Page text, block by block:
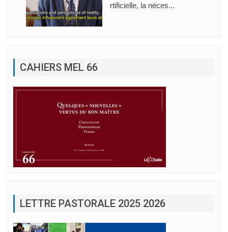
rtificielle, la néces...
CAHIERS MEL 66
LETTRE PASTORALE 2025 2026